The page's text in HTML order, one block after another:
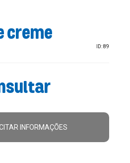
Creme
ID: 89
INFORMAÇÕES